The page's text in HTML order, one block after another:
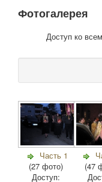
Фотогалерея
Доступ ко
Часть 1
(27 фото)
Доступ:
(47